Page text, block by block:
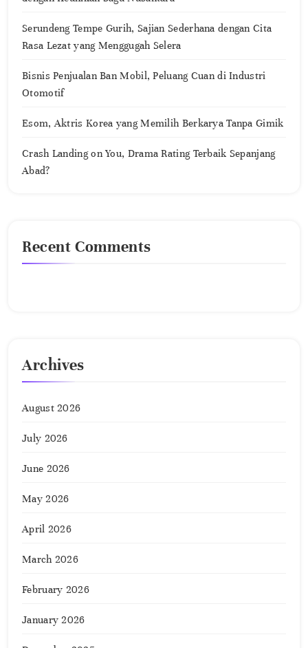
Serundeng Tempe Gurih, Sajian Sederhana dengan Cita
Rasa Lezat yang Menggugah Selera
Bisnis Penjualan Ban Mobil, Peluang Cuan di Industri
Otomotif
Esom, Aktris Korea yang Memilih Berkarya Tanpa Gimik
Crash Landing on You, Drama Rating Terbaik Sepanjang
Abad?
Recent Comments
Archives
August 2026
July 2026
June 2026
May 2026
April 2026
March 2026
February 2026
January 2026